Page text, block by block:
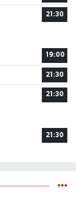
21:30
19:00
21:30
21:30
21:30